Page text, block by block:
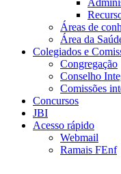
Áreas de
Área da
Colegiados e
Congregação
Conselho
Comissões
Concursos
JBI
Acesso rápido
Webmail
Ramais FEnf